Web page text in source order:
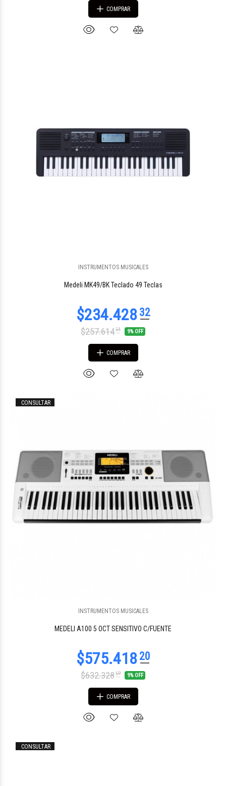
COMPRAR
INSTRUMENTOS MUSICALES
Medeli MK49/BK Teclado 49 Teclas
$257.61454 9% OFF
COMPRAR
CONSULTAR
INSTRUMENTOS MUSICALES
MEDELI A100 5 OCT SENSITIVO C/FUENTE
$632.32869 9% OFF
COMPRAR
CONSULTAR